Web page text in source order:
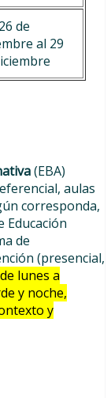
de
al 29
(EBA)
aulas
corresponda,
Educación
de
(presencial,
lunes a
y noche,
y